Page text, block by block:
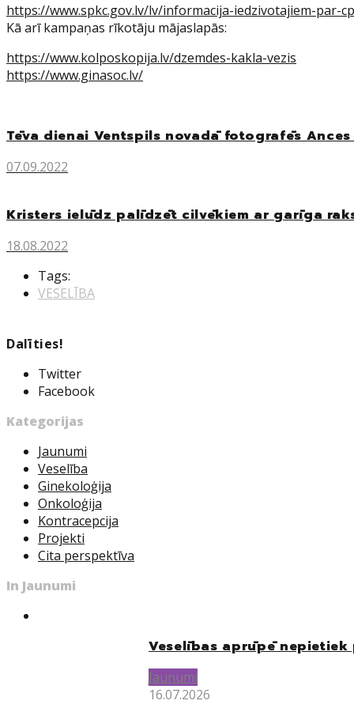
https://www.spkc.gov.lv/lv/informacija-iedzivotajiem-par-
Kā arī kampaņas rīkotāju mājaslapās:
https://www.kolposkopija.lv/dzemdes-kakla-vezis
https://www.ginasoc.lv/
Tēva dienai Ventspils novadā fotografēs
07.09.2022
Kristers ielūdz palīdzēt cilvēkiem ar garīga
18.08.2022
Tags:
VESELĪBA
Dalīties!
Twitter
Facebook
Kategorijas
Jaunumi
Veselība
Ginekoloģija
Onkoloģija
Kontracepcija
Projekti
Cita perspektīva
In Jaunumi
Veselības aprūpē
Jaunumi
16.07.2026